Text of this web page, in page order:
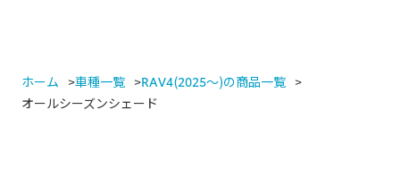
ホーム 車種一覧
RAV4(2025～)の商品一覧
オールシーズンシェード